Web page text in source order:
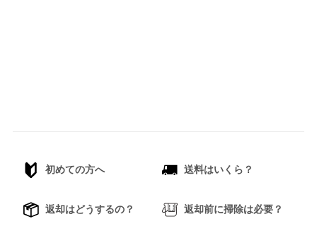
初めての方へ 送料はいくら？
返却はどうするの？ 返却前に掃除は必要？